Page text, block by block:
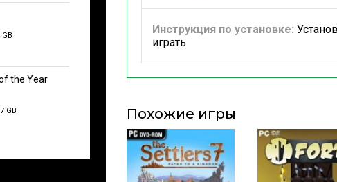
GB
the Year
GB
Инструкция по установке:
играть
Похожие игры